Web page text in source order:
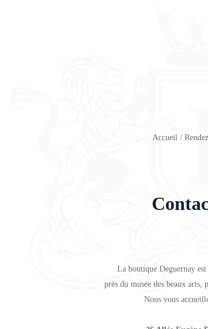
Accueil/
La boutique Deguernay est
près du musée des beaux
Nous vous